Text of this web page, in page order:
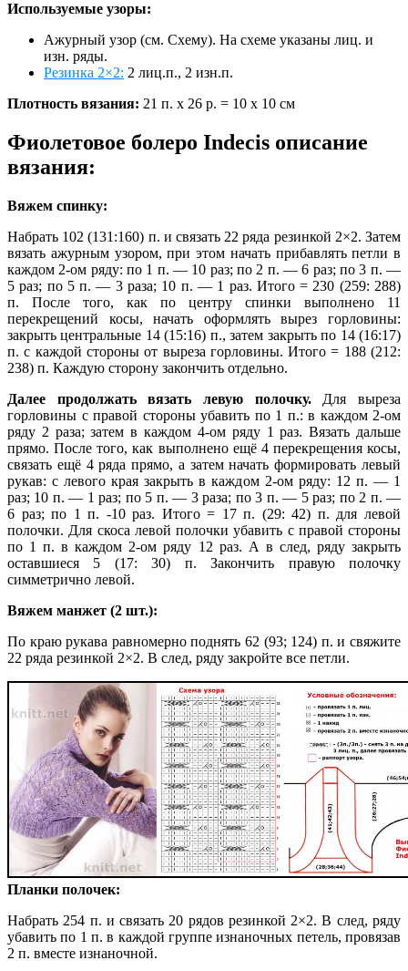
Используемые узоры:
Ажурный узор (см. Схему). На схеме указаны лиц. и
изн. ряды.
Резинка 2×2: 2 лиц.п., 2 изн.п.
Плотность вязания: 21 п. х 26 р. = 10 х 10 см
Фиолетовое болеро Indecis описание
вязания:
Вяжем спинку:
Набрать 102 (131:160) п. и связать 22 ряда резинкой 2×2. Затем
вязать ажурным узором, при этом начать прибавлять петли в
каждом 2-ом ряду: по 1 п. — 10 раз; по 2 п. — 6 раз; по 3 п. —
5 раз; по 5 п. — 3 раза; 10 п. — 1 раз. Итого = 230 (259: 288)
п. После того, как по центру спинки выполнено 11
перекрещений косы, начать оформлять вырез горловины:
закрыть центральные 14 (15:16) п., затем закрыть по 14 (16:17)
п. с каждой стороны от выреза горловины.Итого = 188 (212:
238) п. Каждую сторону закончить отдельно.
Далее продолжать вязать левую полочку. Для выреза
горловины с правой стороны убавить по 1 п.: в каждом 2-ом
ряду 2 раза; затем в каждом 4-ом ряду 1 раз.Вязать дальше
прямо. После того, как выполнено ещё 4 перекрещения косы,
связать ещё 4 ряда прямо, а затем начать формировать левый
рукав: с левого края закрыть в каждом 2-ом ряду: 12 п. — 1
раз; 10 п. — 1 раз; по 5 п. — 3 раза; по 3 п. — 5 раз; по 2 п. —
6 раз; по 1 п. -10 раз. Итого = 17 п. (29: 42) п. для левой
полочки. Для скоса левой полочки убавить с правой стороны
по 1 п. в каждом 2-ом ряду 12 раз. А в след, ряду закрыть
оставшиеся 5 (17: 30) п.Закончить правую полочку
симметрично левой.
Вяжем манжет (2 шт.):
По краю рукава равномерно поднять 62 (93; 124) п. и свяжите
22 ряда резинкой 2×2. В след, ряду закройте все петли.
Планки полочек:
Набрать 254 п. и связать 20 рядов резинкой 2×2. В след, ряду
убавить по 1 п. в каждой группе изнаночных петель, провязав
2 п. вместе изнаночной.